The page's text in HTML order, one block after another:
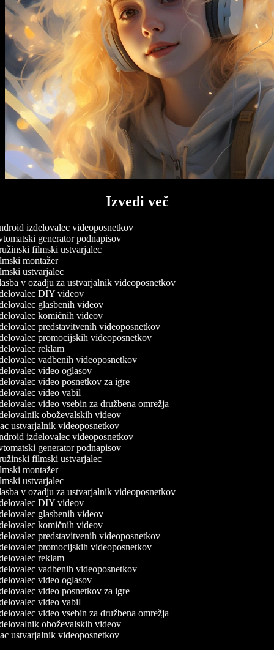
Izvedi več
izdelovalec videoposnetkov
generator podnapisov
filmski ustvarjalec
montažer
ustvarjalec
v ozadju za ustvarjalnik videoposnetkov
DIY videov
glasbenih videov
komičnih videov
predstavitvenih videoposnetkov
promocijskih videoposnetkov
reklam
vadbenih videoposnetkov
video oglasov
video posnetkov za igre
video vabil
video vsebin za družbena omrežja
oboževalskih videov
ustvarjalnik videoposnetkov
izdelovalec videoposnetkov
generator podnapisov
filmski ustvarjalec
montažer
ustvarjalec
v ozadju za ustvarjalnik videoposnetkov
DIY videov
glasbenih videov
komičnih videov
predstavitvenih videoposnetkov
promocijskih videoposnetkov
reklam
vadbenih videoposnetkov
video oglasov
video posnetkov za igre
video vabil
video vsebin za družbena omrežja
oboževalskih videov
ustvarjalnik videoposnetkov